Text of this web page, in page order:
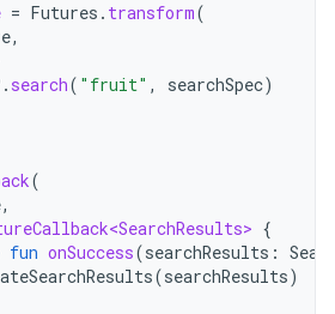
= Futures . transform(
,
search( "fruit" , searchSpec)
(
,
{
fun onSuccess(searchResults :
(searchResults)